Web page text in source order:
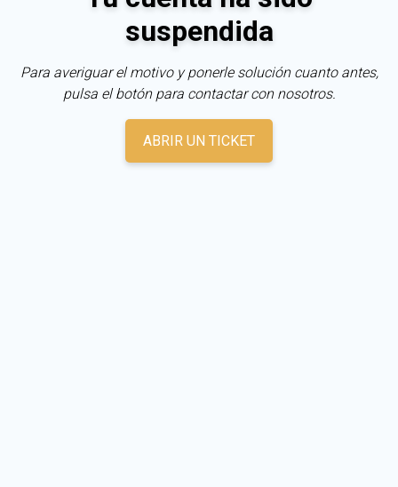
suspendida
Para averiguar el motivo y ponerle solución cuanto antes,
pulsa el botón para contactar con nosotros.
ABRIR UN TICKET